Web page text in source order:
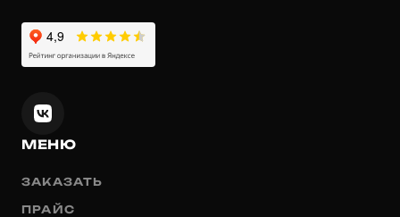
МЕНЮ
ЗАКАЗАТЬ
ПРАЙС